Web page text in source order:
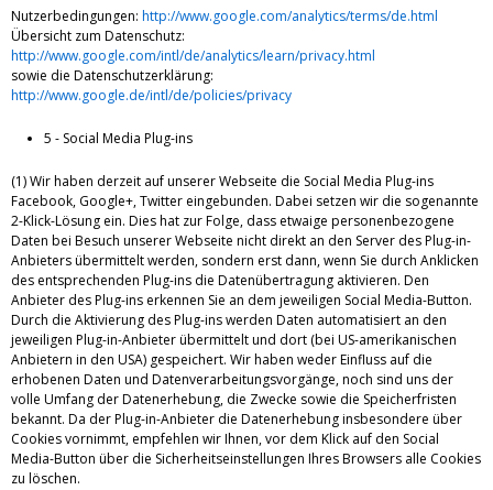
Nutzerbedingungen: http://www.google.com/analytics/terms/de.html
Übersicht zum Datenschutz:
http://www.google.com/intl/de/analytics/learn/privacy.html
sowie die Datenschutzerklärung:
http://www.google.de/intl/de/policies/privacy
5 - Social Media Plug-ins
(1) Wir haben derzeit auf unserer Webseite die Social Media Plug-ins
Facebook, Google+, Twitter eingebunden. Dabei setzen wir die sogenannte
2-Klick-Lösung ein. Dies hat zur Folge, dass etwaige personenbezogene
Daten bei Besuch unserer Webseite nicht direkt an den Server des Plug-in-
Anbieters übermittelt werden, sondern erst dann, wenn Sie durch Anklicken
des entsprechenden Plug-ins die Datenübertragung aktivieren. Den
Anbieter des Plug-ins erkennen Sie an dem jeweiligen Social Media-Button.
Durch die Aktivierung des Plug-ins werden Daten automatisiert an den
jeweiligen Plug-in-Anbieter übermittelt und dort (bei US-amerikanischen
Anbietern in den USA) gespeichert. Wir haben weder Einfluss auf die
erhobenen Daten und Datenverarbeitungsvorgänge, noch sind uns der
volle Umfang der Datenerhebung, die Zwecke sowie die Speicherfristen
bekannt. Da der Plug-in-Anbieter die Datenerhebung insbesondere über
Cookies vornimmt, empfehlen wir Ihnen, vor dem Klick auf den Social
Media-Button über die Sicherheitseinstellungen Ihres Browsers alle Cookies
zu löschen.